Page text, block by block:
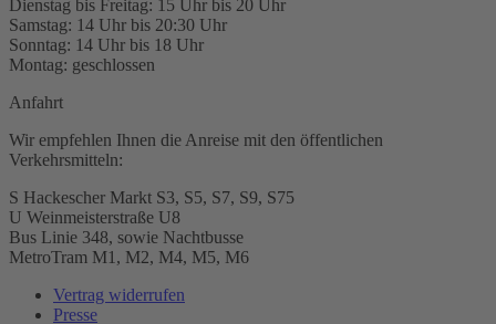
Dienstag bis Freitag: 15 Uhr bis 20 Uhr
Samstag: 14 Uhr bis 20:30 Uhr
Sonntag: 14 Uhr bis 18 Uhr
Montag: geschlossen
Anfahrt
Wir empfehlen Ihnen die Anreise mit den öffentlichen
Verkehrsmitteln:
S Hackescher Markt S3, S5, S7, S9, S75
U Weinmeisterstraße U8
Bus Linie 348, sowie Nachtbusse
MetroTram M1, M2, M4, M5, M6
Vertrag widerrufen
Presse